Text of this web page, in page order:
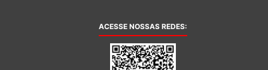
ACESSE NOSSAS REDES: